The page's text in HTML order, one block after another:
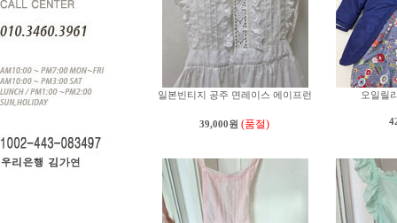
일본빈티지 공주 면레이스 에이프런
39,000원 (품절)
오일릴